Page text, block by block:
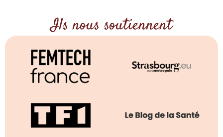
Ils nous soutiennent